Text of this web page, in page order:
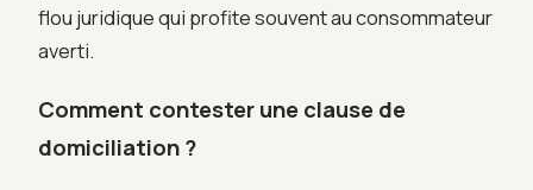
flou juridique qui profite souvent au consommateur
averti.
Comment contester une clause de
domiciliation ?